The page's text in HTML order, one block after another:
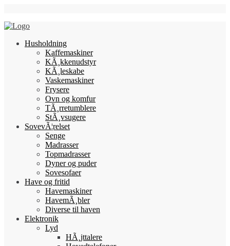
content
Husholdning
Kaffemaskiner
KÃ¸kkenudstyr
KÃ¸leskabe
Vaskemaskiner
Frysere
Ovn og komfur
TÃ¸rretumblere
StÃ¸vsugere
SovevÃ¦relset
Senge
Madrasser
Topmadrasser
Dyner og puder
Sovesofaer
Have og fritid
Havemaskiner
HavemÃ¸bler
Diverse til haven
Elektronik
Lyd
HÃ¸jttalere